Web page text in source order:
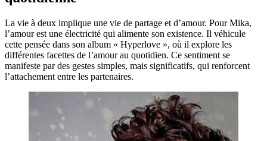
La vie à deux implique une vie de partage et d’amour. Pour Mika,
l’amour est une électricité qui alimente son existence. Il véhicule
cette pensée dans son album « Hyperlove », où il explore les
différentes facettes de l’amour au quotidien. Ce sentiment se
manifeste par des gestes simples, mais significatifs, qui renforcent
l’attachement entre les partenaires.